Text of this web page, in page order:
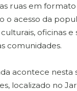
ruas em
o acesso da
oficinas e
comunidades.
acontece nesta
localizado no